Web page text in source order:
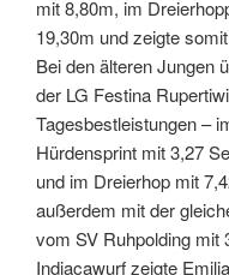
mit 8,80m, im
19,30m und zeigte
Bei den älteren Jungen
der LG Festina
Tagesbestleistungen –
Hürdensprint mit 3,27
und im Dreierhop mit
außerdem mit der
vom SV Ruhpolding mit
Indiacawurf zeigte